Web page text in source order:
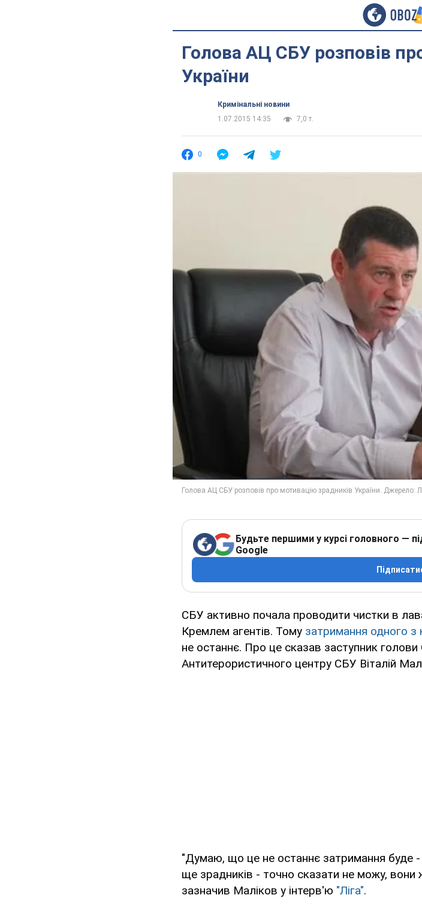
Голова АЦ СБУ розповів
України
Кримінальні новини
1.07.2015 14:35
7,0 т.
0
Будьте першими у курсі головного —
Google
СБУ активно почала проводити чистки в
Кремлем агентів. Тому затримання одного з
не останнє. Про це сказав заступник
Антитерористичного центру СБУ Віталій
"Думаю, що це не останнє затримання буде
ще зрадників - точно сказати не можу,
зазначив Маліков у інтерв'ю "Ліга".